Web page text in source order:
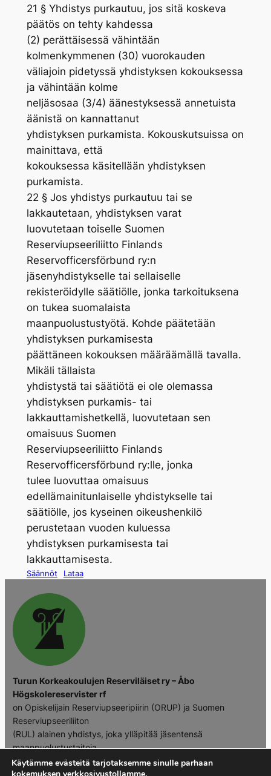
21 § Yhdistys purkautuu, jos sitä koskeva
päätös on tehty kahdessa
(2) perättäisessä vähintään
kolmenkymmenen (30) vuorokauden
väliajoin pidetyssä yhdistyksen kokouksessa
ja vähintään kolme
neljäsosaa (3/4) äänestyksessä annetuista
äänistä on kannattanut
yhdistyksen purkamista. Kokouskutsuissa on
mainittava, että
kokouksessa käsitellään yhdistyksen
purkamista.
22 § Jos yhdistys purkautuu tai se
lakkautetaan, yhdistyksen varat
luovutetaan toiselle Suomen
Reserviupseeriliitto Finlands
Reservofficersförbund ry:n
jäsenyhdistykselle tai sellaiselle
rekisteröidylle säätiölle, jonka tarkoituksena
on tukea suomalaista
maanpuolustustyötä. Kohde päätetään
yhdistyksen purkamisesta
päättäneen kokouksen määräämällä tavalla.
Mikäli tällaista
yhdistystä tai säätiötä ei ole olemassa
yhdistyksen purkamis- tai
lakkauttamishetkellä, luovutetaan sen
omaisuus Suomen
Reserviupseeriliitto Finlands
Reservofficersförbund ry:lle, jonka
tulee luovuttaa omaisuus
edellämainitunlaiselle yhdistykselle tai
säätiölle, jos kyseinen oikeushenkilö
perustetaan vuoden kuluessa
yhdistyksen purkamisesta tai
lakkauttamisesta.
Säännöt Lataa
Turun Korkeakoulujen Reserviläiset ry – Åbo
Högskolereservister rf
on Opiskelijain Reserviupseeripiirin (ORUP) ja Suomen
Reserviupseeriliiton
(RUL) alainen yhdistys, joka ylläpitää jäsentensä
maanpuolustustaitoja
ja -tahtoa Turun korkeakouluissa.
Käytämme evästeitä tarjotaksemme sinulle parhaan